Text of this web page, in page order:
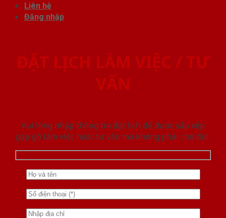
Liên hệ
Đăng nhập
ĐẶT LỊCH LÀM VIỆC / TƯ
VẤN
Vui lòng nhập thông tin đặt lịch để được sắp xếp
gặp gỡ làm việc hoăc tư vấn mà không phải chờ đợi.